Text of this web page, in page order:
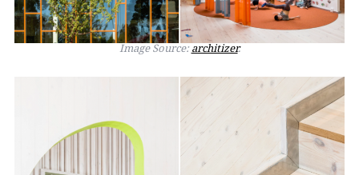
Image Source:architizer.